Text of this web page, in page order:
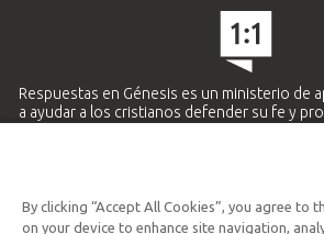
Respuestas en Génesis es un ministerio de
a ayudar a los cristianos defender su fe y
Ministerio Hispano
By clicking “Accept All Cookies”, you agree to
on your device to enhance site navigation,